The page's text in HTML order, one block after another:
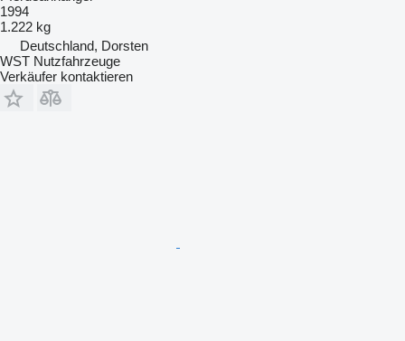
1994
1.222 kg
Deutschland, Dorsten
WST Nutzfahrzeuge
Verkäufer kontaktieren